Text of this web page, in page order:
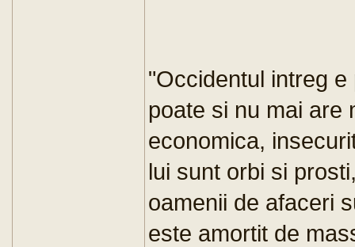
"Occidentul intreg
poate si nu mai are
economica,
lui sunt orbi si
oamenii de afaceri
este amortit de